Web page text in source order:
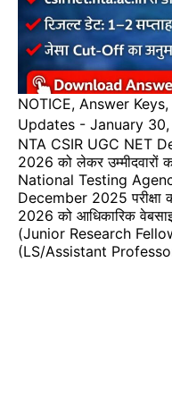
NOTICE, Answer Keys,
Updates - January
NTA CSIR UGC NET
2026 को लेकर उम्मीदवारों
National Testing
December 2025
2026 को आधिकारिक
(Junior Research
(LS/Assistant